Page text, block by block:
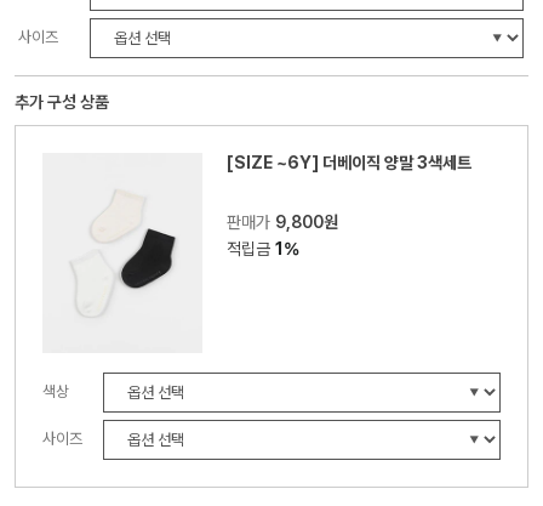
사이즈
추가 구성 상품
[SIZE ~6Y] 더베이직 양말 3색세트
판매가 9,800원
적립금1%
색상
사이즈